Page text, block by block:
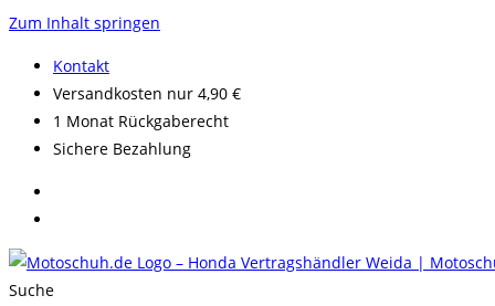
Zum Inhalt springen
Kontakt
Versandkosten nur 4,90 €
1 Monat Rückgaberecht
Sichere Bezahlung
Suche